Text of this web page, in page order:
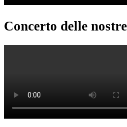
Concerto delle